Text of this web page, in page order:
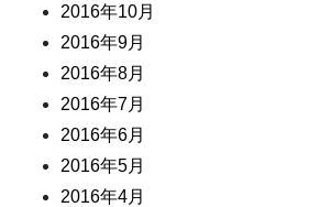
2016年10月
2016年9月
2016年8月
2016年7月
2016年6月
2016年5月
2016年4月